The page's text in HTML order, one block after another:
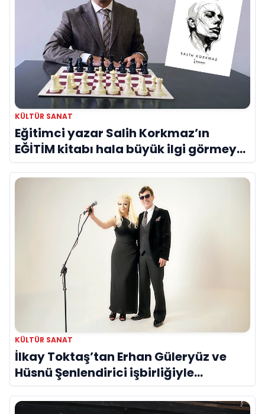
KÜLTÜR SANAT
Eğitimci yazar Salih Korkmaz’ın
EĞİTİM kitabı hala büyük ilgi görmeye
devam ediyor
KÜLTÜR SANAT
İlkay Toktaş’tan Erhan Güleryüz ve
Hüsnü Şenlendirici işbirliğiyle
duygusal bir aşk manifestosu: “Deliler
Gibi”